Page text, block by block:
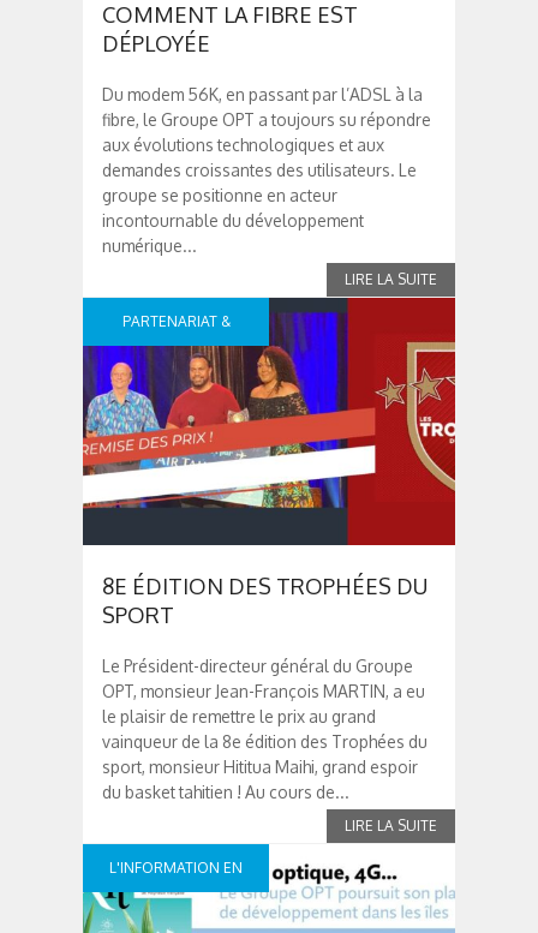
COMMENT LA FIBRE EST
DÉPLOYÉE
Du modem 56K, en passant par l’ADSL à la
fibre, le Groupe OPT a toujours su répondre
aux évolutions technologiques et aux
demandes croissantes des utilisateurs. Le
groupe se positionne en acteur
incontournable du développement
numérique...
PARTENARIAT &
SPONSOR
8E ÉDITION DES TROPHÉES DU
SPORT
Le Président-directeur général du Groupe
OPT, monsieur Jean-François MARTIN, a eu
le plaisir de remettre le prix au grand
vainqueur de la 8e édition des Trophées du
sport, monsieur Hititua Maihi, grand espoir
du basket tahitien ! Au cours de...
L'INFORMATION EN
CONTINUE